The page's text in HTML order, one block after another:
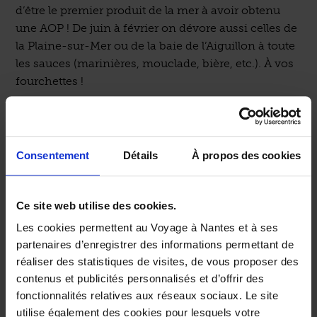
Consentement Détails À propos des cookies
Ce site web utilise des cookies.
Les cookies permettent au Voyage à Nantes et à ses
partenaires d’enregistrer des informations permettant de
réaliser des statistiques de visites, de vous proposer des
contenus et publicités personnalisés et d’offrir des
fonctionnalités relatives aux réseaux sociaux. Le site
utilise également des cookies pour lesquels votre
d’être le premier produit de la mer à avoir obtenu
une AOP ! De juin à février on dévore aussi celles de
la Plaine-sur-Mer ou de la baie de l’Aiguillon à toute
les sauces (marinières, mouclade, bière, etc.). À vos
fourchettes !
Pour la petite histoire, les moules trouvées sur divers
chantiers de fouilles archéologiques, auraient très
tôt servies de cuillère. On sait aussi que les Romains
entretenaient des moulières. Toutefois en France, la
culture de ce bivalve (mytiliculture) coïncide avec
l’arrivée au XIIIe siècle d’un Ecossais, Patrick
Chasseur d’oiseaux de mer, il avait tendu des filets
sur des piquets de bois enfoncés dans le sable du
littoral. Il eut la surprise de constater la colonisation
de ses poteaux baignant dans la mer par de